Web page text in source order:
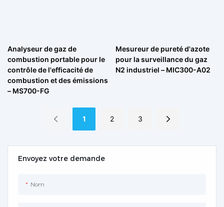
Envoyez votre demande
Nom
Analyseur de gaz de
combustion portable pour le
contrôle de l'efficacité de
combustion et des émissions
– MS700-FG
Mesureur de pureté d'azote
pour la surveillance du gaz
N2 industriel – MIC300-A02
1 2 3